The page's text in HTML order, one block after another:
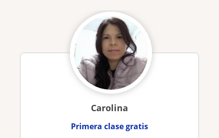
Carolina
Primera clase gratis